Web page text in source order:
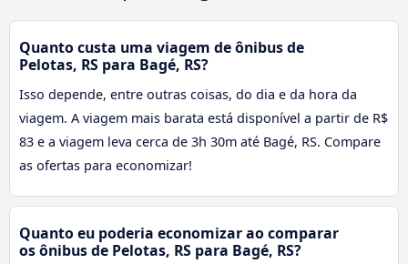
Quanto custa uma viagem de ônibus de
Pelotas, RS para Bagé, RS?
Isso depende, entre outras coisas, do dia e da hora da
viagem. A viagem mais barata está disponível a partir de R$
83 e a viagem leva cerca de 3h 30m até Bagé, RS. Compare
as ofertas para economizar!
Quanto eu poderia economizar ao comparar
os ônibus de Pelotas, RS para Bagé, RS?